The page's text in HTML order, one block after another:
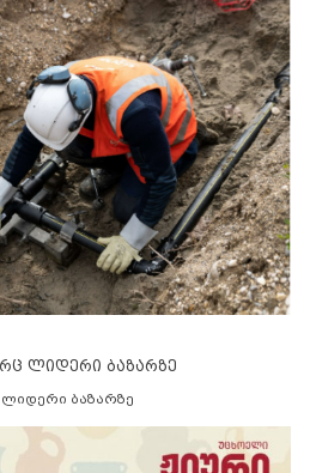
ლიდერი ბაზარზე
ბაზარზე